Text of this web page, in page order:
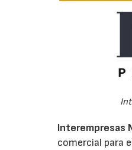
Interempresas
comercial para